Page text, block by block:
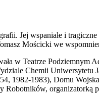
Jej wspaniałe i
Mościcki we
w Teatrze Podziemnym
Chemii
1982-1983), Domu
Robotników,